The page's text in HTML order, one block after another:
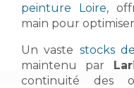
peinture Loire,
main pour
Un vaste stocks
maintenu par
continuité des